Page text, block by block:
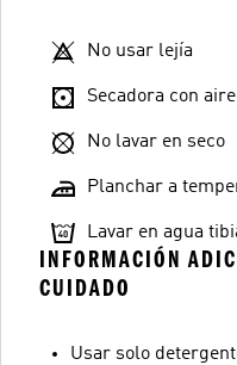
No usar lejía
Secadora con
No lavar en seco
Planchar a
Lavar en agua
INFORMACIÓN
CUIDADO
Usar solo